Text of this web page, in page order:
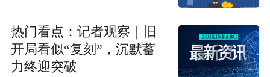
热门看点：记者观察｜旧
开局看似“复刻”，沉默蓄
力终迎突破